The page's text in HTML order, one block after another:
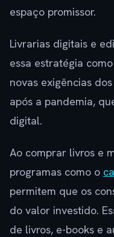
espaço promissor.
Livrarias digitais e
essa estratégia
novas exigências
após a pandemia,
digital.
Ao comprar livros e
programas como o
permitem que os
do valor investido.
de livros, e-books e